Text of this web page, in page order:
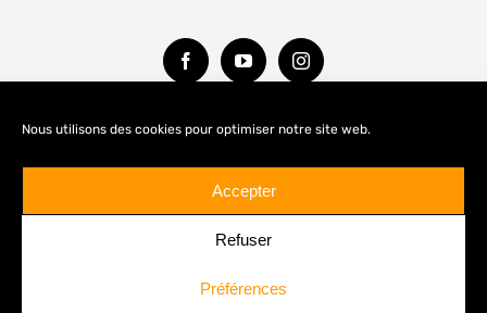
Nous utilisons des cookies pour optimiser notre site web.
Accepter
Refuser
Préférences
MENTIONS LÉGALES